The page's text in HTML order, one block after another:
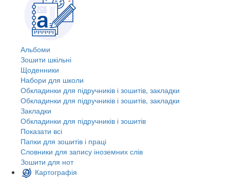
Альбоми
Зошити шкільні
Щоденники
Набори для школи
Обкладинки для підручників і зошитів, закладки
Обкладинки для підручників і зошитів, закладки
Закладки
Обкладинки для підручників і зошитів
Показати всі
Папки для зошитів і праці
Словники для запису іноземних слів
Зошити для нот
Картографія